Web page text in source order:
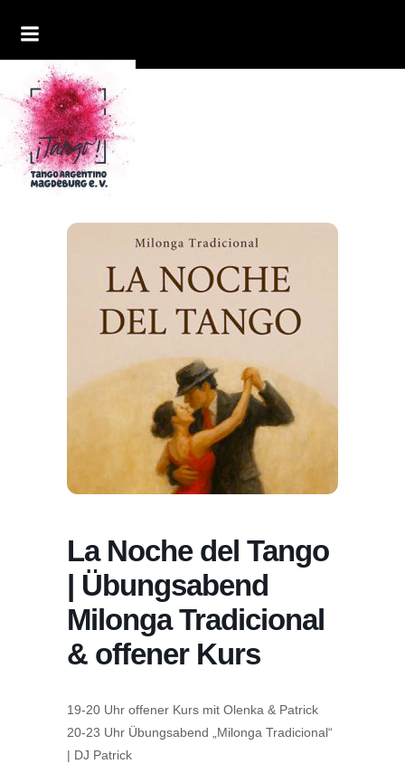
La Noche del Tango
| Übungsabend
Milonga Tradicional
& offener Kurs
19-20 Uhr offener Kurs mit Olenka & Patrick
20-23 Uhr Übungsabend „Milonga Tradicional“
| DJ Patrick